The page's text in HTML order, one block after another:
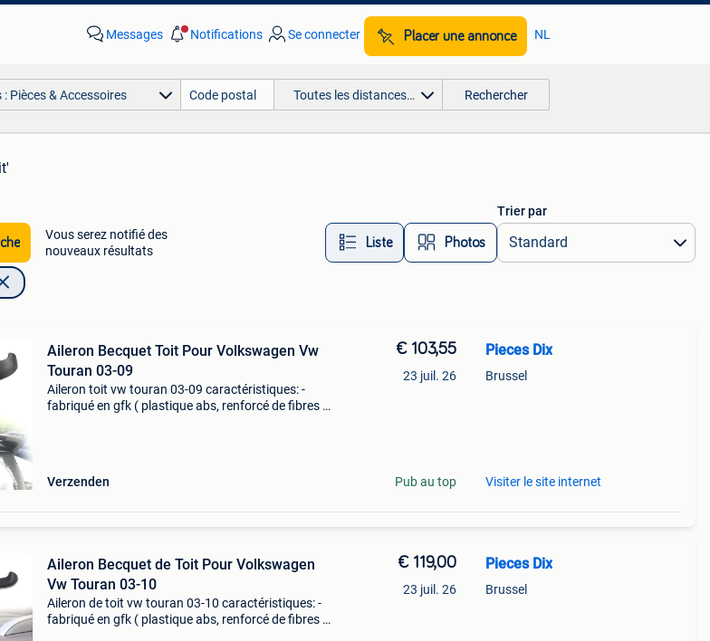
Messages Notifications Se connecter Placer une annonce NL
Pièces & Accessoires Toutes les distances… Rechercher
Vous serez notifié des
nouveaux résultats
Liste Photos
Trier par
Aileron Becquet Toit Pour Volkswagen Vw
Touran 03-09
Aileron toit vw touran 03-09 caractéristiques: -
fabriqué en gfk ( plastique abs, renforcé de fibres à
Verzenden
€ 103,55
23 juil. 26
Pub au top
Pieces Dix
Brussel
Visiter le site internet
Aileron Becquet de Toit Pour Volkswagen
Vw Touran 03-10
Aileron de toit vw touran 03-10 caractéristiques: -
fabriqué en gfk ( plastique abs, renforcé de fibres à
€ 119,00
23 juil. 26
Pieces Dix
Brussel